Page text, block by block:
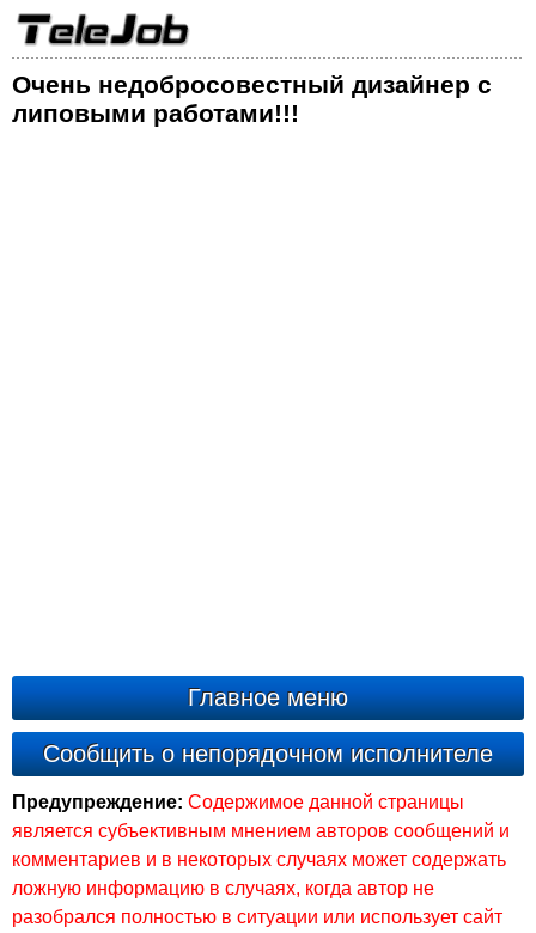
Очень недобросовестный дизайнер с
липовыми работами!!!
Главное меню
Сообщить о непорядочном исполнителе
Предупреждение: Содержимое данной страницы
является субъективным мнением авторов сообщений и
комментариев и в некоторых случаях может содержать
ложную информацию в случаях, когда автор не
разобрался полностью в ситуации или использует сайт